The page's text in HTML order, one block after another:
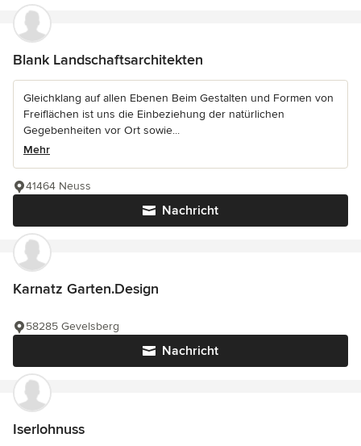
Blank Landschaftsarchitekten
Gleichklang auf allen Ebenen Beim Gestalten und Formen von
Freiflächen ist uns die Einbeziehung der natürlichen
Gegebenheiten vor Ort sowie...
Mehr
Nachricht
41464 Neuss
Karnatz Garten.Design
Nachricht
58285 Gevelsberg
Iserlohnuss